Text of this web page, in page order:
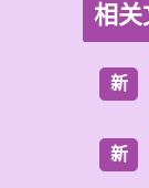
相关
新
新